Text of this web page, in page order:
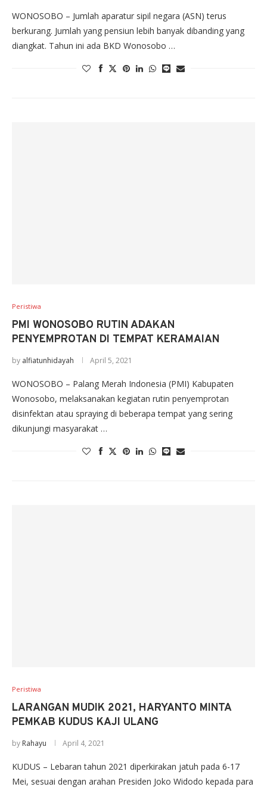
WONOSOBO – Jumlah aparatur sipil negara (ASN) terus
berkurang. Jumlah yang pensiun lebih banyak dibanding yang
diangkat. Tahun ini ada BKD Wonosobo …
Peristiwa
PMI WONOSOBO RUTIN ADAKAN
PENYEMPROTAN DI TEMPAT KERAMAIAN
by alfiatunhidayah April 5, 2021
WONOSOBO – Palang Merah Indonesia (PMI) Kabupaten
Wonosobo, melaksanakan kegiatan rutin penyemprotan
disinfektan atau spraying di beberapa tempat yang sering
dikunjungi masyarakat …
Peristiwa
LARANGAN MUDIK 2021, HARYANTO MINTA
PEMKAB KUDUS KAJI ULANG
by Rahayu April 4, 2021
KUDUS – Lebaran tahun 2021 diperkirakan jatuh pada 6-17
Mei, sesuai dengan arahan Presiden Joko Widodo kepada para